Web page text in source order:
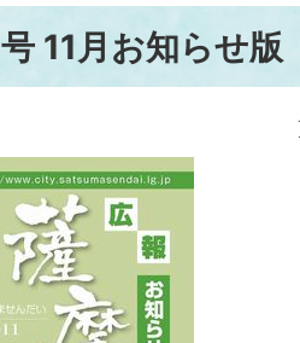
11月お知らせ版